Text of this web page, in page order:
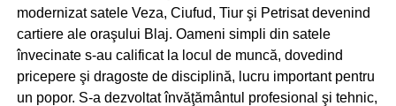
modernizat satele Veza, Ciufud, Tiur şi Petrisat devenind
cartiere ale oraşului Blaj. Oameni simpli din satele
învecinate s-au calificat la locul de muncă, dovedind
pricepere şi dragoste de disciplină, lucru important pentru
un popor. S-a dezvoltat învăţământul profesional şi tehnic,